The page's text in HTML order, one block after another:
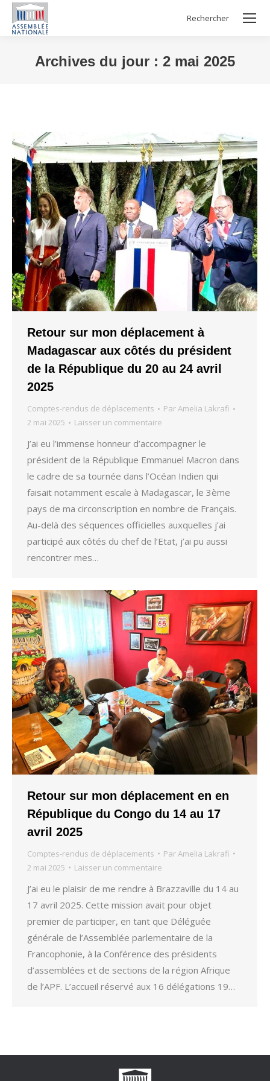
Search:
Rechercher
Archives du jour : 2 mai 2025
Retour sur mon déplacement à
Madagascar aux côtés du président
de la République du 20 au 24 avril
2025
Comptes-rendus de déplacements ParAmelia Lakrafi
2 mai 2025
Laisser un commentaire
J’ai eu l’immense honneur d’accompagner le
président de la République Emmanuel Macron dans
le cadre de sa tournée dans l’Océan Indien qui
faisait notamment escale à Madagascar, le 3ème
pays de ma circonscription en nombre de Français.
Au-delà des séquences officielles auxquelles j’ai
participé aux côtés du chef de l’Etat, j’ai pu aussi
rencontrer mes…
Retour sur mon déplacement en en
République du Congo du 14 au 17
avril 2025
Comptes-rendus de déplacements Par Amelia Lakrafi
2 mai 2025
Laisser un commentaire
J’ai eu le plaisir de me rendre à Brazzaville du 14 au
17 avril 2025. Cette mission avait pour objet
premier de participer, en tant que Déléguée
générale de l’Assemblée parlementaire de la
Francophonie, à la Conférence des présidents
d’assemblées et de sections de la région Afrique
de l’APF. L’accueil réservé aux 16 délégations 19…